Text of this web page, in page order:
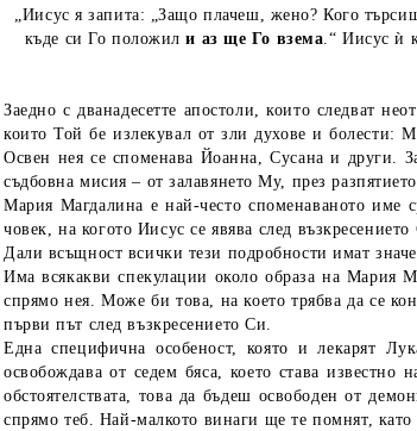
„Иисус я запита: „Защо плачеш, жено? Кого
къде си Го положили аз ще Го взема .“ Иисус ѝ
Заедно с дванадесетте апостоли, които следват
които Той бе излекувал от зли духове и болести:
Освен нея се споменава Йоанна, Сусана и други.
съдбовна мисия – от залавянето Му, през
Мария Магдалина е най-често споменаваното име
човек, на когото Иисус се явява след
Дали всъщност всички тези подробности имат
Има всякакви спекулации около образа на Мария
спрямо нея. Може би това, на което трябва да се
първи път след възкресението Си.
Една специфична особеност, която и лекарят
освобождава от седем бяса, което става
обстоятелствата, това да бъдеш освободен от
спрямо теб. Най-малкото винаги ще те помнят,